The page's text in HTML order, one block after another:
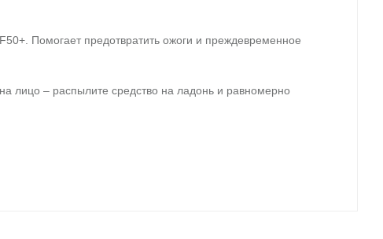
Помогает предотвратить ожоги и преждевременное
лицо – распылите средство на ладонь и равномерно